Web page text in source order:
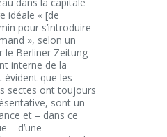
idéale « [de
pour s’introduire
», selon un
le Berliner Zeitung
interne de la
évident que les
sectes ont toujours
sont un
et – dans ce
– d’une